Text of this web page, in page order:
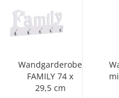
Wandgarderobe
FAMILY 74 x
29,5 cm